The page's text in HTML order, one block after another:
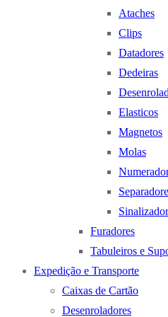
Ataches
Clips
Datadores
Dedeiras
Elasticos
Magnetos
Molas
Furadores
Tabuleiros e
Expedição e Transporte
Caixas de Cartão
Desenroladores